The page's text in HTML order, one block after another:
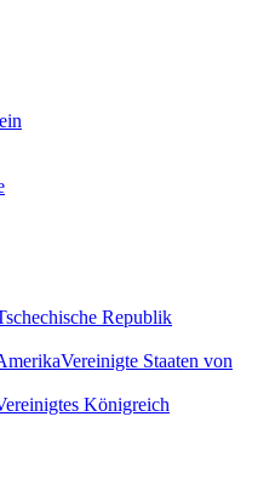
Republik
Vereinigte Staaten von
Königreich